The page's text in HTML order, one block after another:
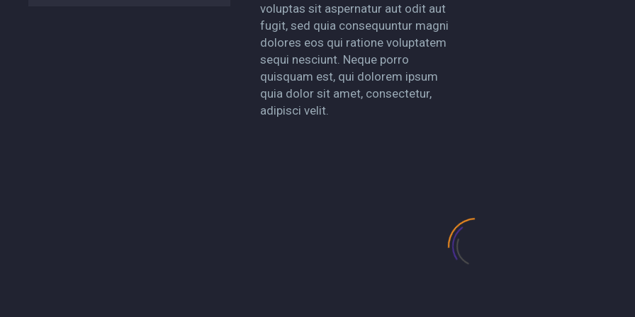
voluptas sit aspernatur aut odit aut
fugit, sed quia consequuntur magni
dolores eos qui ratione voluptatem
sequi nesciunt. Neque porro
quisquam est, qui dolorem ipsum
quia dolor sit amet, consectetur,
adipisci velit.